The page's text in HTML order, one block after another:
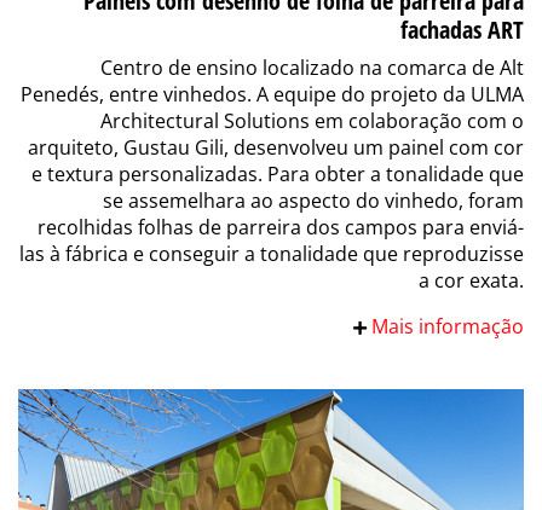
fachadas ART
Centro de ensino localizado na comarca de Alt
Penedés, entre vinhedos. A equipe do projeto da ULMA
Architectural Solutions em colaboração com o
arquiteto, Gustau Gili, desenvolveu um painel com cor
e textura personalizadas. Para obter a tonalidade que
se assemelhara ao aspecto do vinhedo, foram
recolhidas folhas de parreira dos campos para enviá-
las à fábrica e conseguir a tonalidade que reproduzisse
a cor exata.
Mais informação